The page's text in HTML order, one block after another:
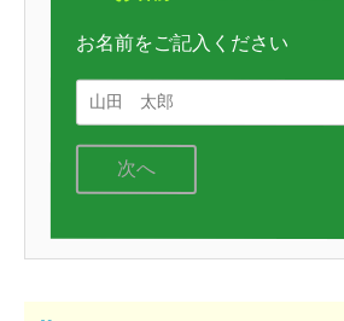
お名前をご記入ください
次へ